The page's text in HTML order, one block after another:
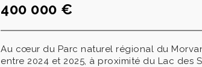
400 000 €
Au cœur du Parc naturel régional du
entre 2024 et 2025, à proximité du Lac des